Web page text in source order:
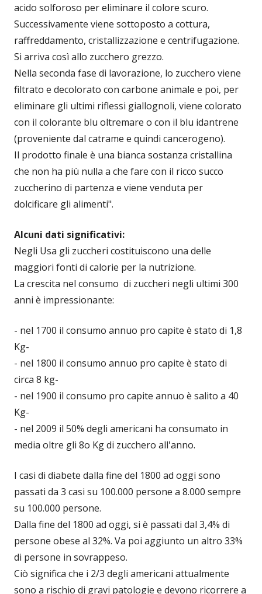
acido solforoso per eliminare il colore scuro.
Successivamente viene sottoposto a cottura,
raffreddamento, cristallizzazione e centrifugazione.
Si arriva così allo zucchero grezzo.
Nella seconda fase di lavorazione, lo zucchero viene
filtrato e decolorato con carbone animale e poi, per
eliminare gli ultimi riflessi giallognoli, viene colorato
con il colorante blu oltremare o con il blu idantrene
(proveniente dal catrame e quindi cancerogeno).
Il prodotto finale è una bianca sostanza cristallina
che non ha più nulla a che fare con il ricco succo
zuccherino di partenza e viene venduta per
dolcificare gli alimenti".
Alcuni dati significativi:
Negli Usa gli zuccheri costituiscono una delle
maggiori fonti di calorie per la nutrizione.
La crescita nel consumo di zuccheri negli ultimi 300
anni è impressionante:
- nel 1700 il consumo annuo pro capite è stato di 1,8
Kg-
- nel 1800 il consumo annuo pro capite è stato di
circa 8 kg-
- nel 1900 il consumo pro capite annuo è salito a 40
Kg-
- nel 2009 il 50% degli americani ha consumato in
media oltre gli 8o Kg di zucchero all'anno.
I casi di diabete dalla fine del 1800 ad oggi sono
passati da 3 casi su 100.000 persone a 8.000 sempre
su 100.000 persone.
Dalla fine del 1800 ad oggi, si è passati dal 3,4% di
persone obese al 32%. Va poi aggiunto un altro 33%
di persone in sovrappeso.
Ciò significa che i 2/3 degli americani attualmente
sono a rischio di gravi patologie e devono ricorrere a